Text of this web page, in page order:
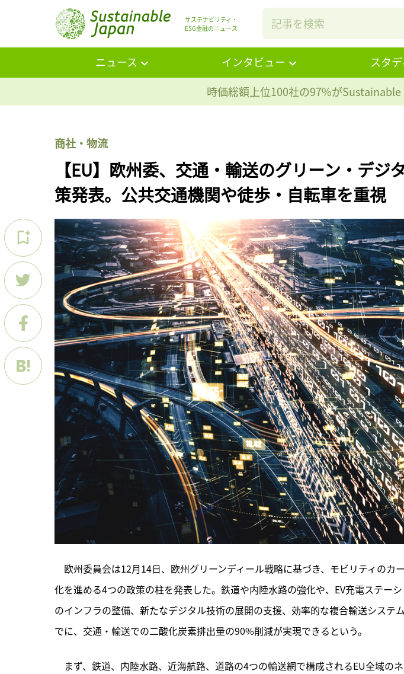
サステナビリティ・
ESG金融のニュース
ニュース インタビュー スタデ
時価総額上位100社の97%がSustainable
商社・物流
【EU】欧州委、交通・輸送のグリーン・デジ
策発表。公共交通機関や徒歩・自転車を重視
欧州委員会は12月14日、欧州グリーンディール戦略に基づき、モビリティのカ
化を進める4つの政策の柱を発表した。鉄道や内陸水路の強化や、EV充電ステー
のインフラの整備、新たなデジタル技術の展開の支援、効率的な複合輸送システ
でに、交通・輸送での二酸化炭素排出量の90%削減が実現できるという。
まず、 鉄道、内陸水路、近海航路、道路の4つの輸送網で構成されるEU全域の